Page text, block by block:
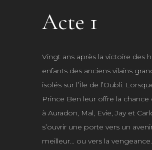
Acte 1
Vingt ans après la victoire des
enfants des anciens vilains
isolés sur l’Île de l’Oubli.
Prince Ben leur offre la chance
à Auradon, Mal, Evie, Jay et
s’ouvrir une porte vers un
meilleur… ou vers la